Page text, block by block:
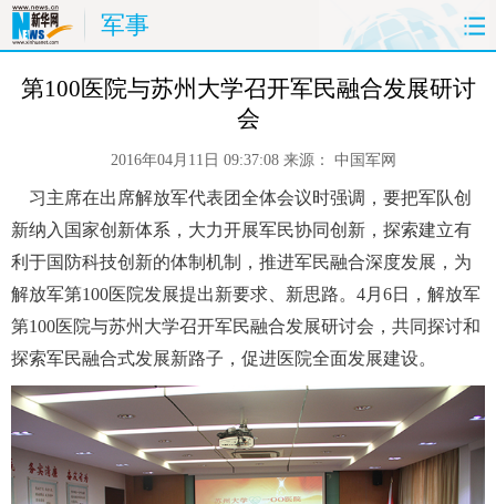
军事
首页 时政 国际 财经
时尚 思客 地方 法治
港澳 台湾 华人 汽车
科技 能源 房产 公司
图片 视频 彩票 食品
旅游 健康 信息化 数据
金融 公益 军事 无人机
第100医院与苏州大学召开军民融合发展研讨
会
2016年04月11日 09:37:08 来源： 中国军网
习主席在出席解放军代表团全体会议时强调，要把军队创
新纳入国家创新体系，大力开展军民协同创新，探索建立有
利于国防科技创新的体制机制，推进军民融合深度发展，为
解放军第100医院发展提出新要求、新思路。4月6日，解放军
第100医院与苏州大学召开军民融合发展研讨会，共同探讨和
探索军民融合式发展新路子，促进医院全面发展建设。